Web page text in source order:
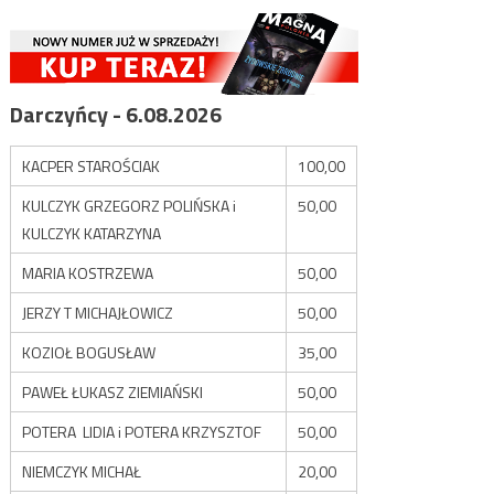
Darczyńcy - 6.08.2026
KACPER STAROŚCIAK
100,00
KULCZYK GRZEGORZ POLIŃSKA i
KULCZYK KATARZYNA
50,00
MARIA KOSTRZEWA
50,00
JERZY T MICHAJŁOWICZ
50,00
KOZIOŁ BOGUSŁAW
35,00
PAWEŁ ŁUKASZ ZIEMIAŃSKI
50,00
POTERA LIDIA i POTERA KRZYSZTOF
50,00
NIEMCZYK MICHAŁ
20,00